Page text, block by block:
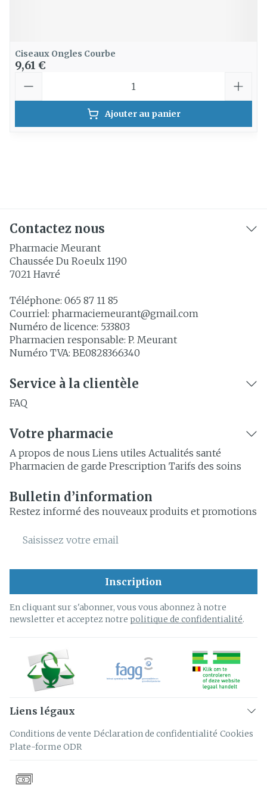
Ciseaux Ongles Courbe
9,61 €
Ajouter au panier
Contactez nous
Pharmacie Meurant
Chaussée Du Roeulx 1190
7021 Havré
Téléphone: 065 87 11 85
Courriel: pharmaciemeurant@gmail.com
Numéro de licence: 533803
Pharmacien responsable: P. Meurant
Numéro TVA: BE0828366340
Service à la clientèle
FAQ
Votre pharmacie
A propos de nous Liens utiles Actualités santé
Pharmacien de garde Prescription Tarifs des soins
Bulletin d’information
Restez informé des nouveaux produits et promotions
Adresse mail
Inscription
En cliquant sur s'abonner, vous vous abonnez à notre
newsletter et acceptez notre politique de confidentialité.
Liens légaux
Conditions de vente Déclaration de confidentialité Cookies
Plate-forme ODR